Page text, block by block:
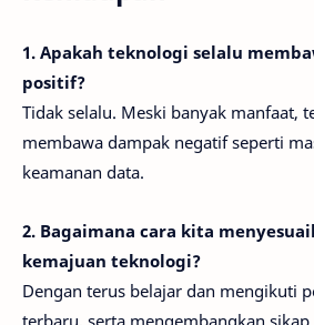
1. Apakah teknologi selalu
positif?
Tidak selalu. Meski banyak manfaat,
membawa dampak negatif seperti
keamanan data.
2. Bagaimana cara kita
kemajuan teknologi?
Dengan terus belajar dan mengikuti
terbaru, serta mengembangkan